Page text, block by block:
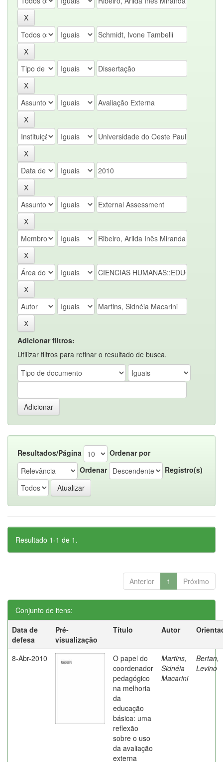
Adicionar filtros:
Utilizar filtros para refinar o resultado de busca.
Resultados/Página
Ordenar por
Ordenar
Registro(s)
Resultado 1-1 de 1.
Anterior 1 Próximo
Conjunto de itens:
Data de
defesa
Pré-
visualização
Título Autor
8-Abr-2010
O papel do
coordenador
pedagógico
na melhoria
da
educação
básica: uma
reflexão
sobre o uso
da avaliação
externa
Martins,
Sidnéia
Macarini
Bertan,
Levino